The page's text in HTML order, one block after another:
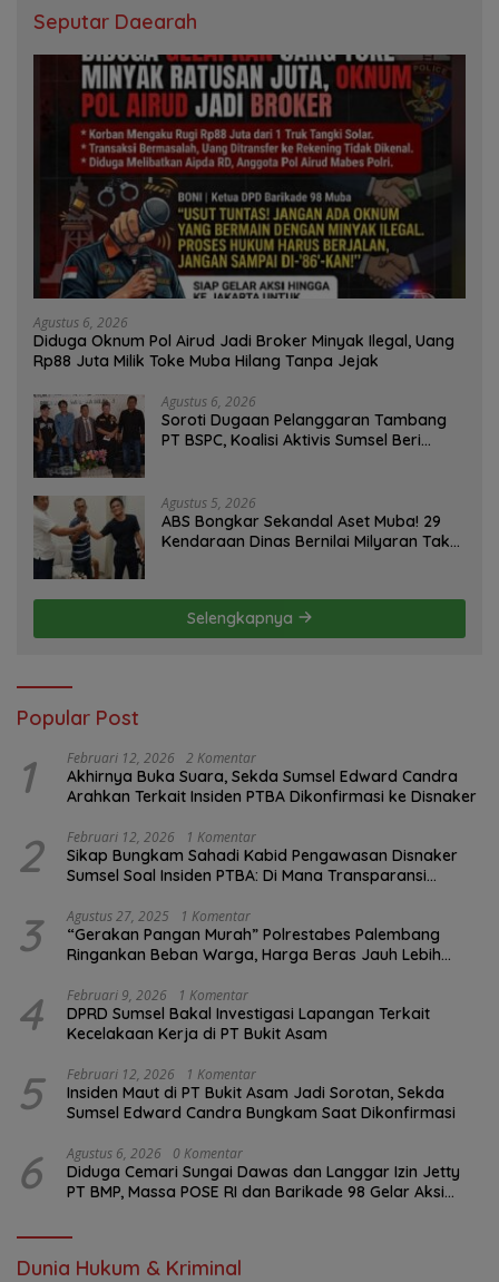
Seputar Daearah
Agustus 6, 2026
Diduga Oknum Pol Airud Jadi Broker Minyak Ilegal, Uang
Rp88 Juta Milik Toke Muba Hilang Tanpa Jejak
Agustus 6, 2026
Soroti Dugaan Pelanggaran Tambang
PT BSPC, Koalisi Aktivis Sumsel Beri
Agustus 5, 2026
ABS Bongkar Sekandal Aset Muba! 29
Kendaraan Dinas Bernilai Milyaran Tak
Selengkapnya
Popular Post
1 Februari 12, 2026 2 Komentar
Akhirnya Buka Suara, Sekda Sumsel Edward Candra
Arahkan Terkait Insiden PTBA Dikonfirmasi ke Disnaker
2 Februari 12, 2026 1 Komentar
Sikap Bungkam Sahadi Kabid Pengawasan Disnaker
Sumsel Soal Insiden PTBA: Di Mana Transparansi
3 Agustus 27, 2025 1 Komentar
“Gerakan Pangan Murah” Polrestabes Palembang
Ringankan Beban Warga, Harga Beras Jauh Lebih
4 Februari 9, 2026 1 Komentar
DPRD Sumsel Bakal Investigasi Lapangan Terkait
Kecelakaan Kerja di PT Bukit Asam
5 Februari 12, 2026 1 Komentar
Insiden Maut di PT Bukit Asam Jadi Sorotan, Sekda
Sumsel Edward Candra Bungkam Saat Dikonfirmasi
6 Agustus 6, 2026 0 Komentar
Diduga Cemari Sungai Dawas dan Langgar Izin Jetty
PT BMP, Massa POSE RI dan Barikade 98 Gelar Aksi
Dunia Hukum & Kriminal